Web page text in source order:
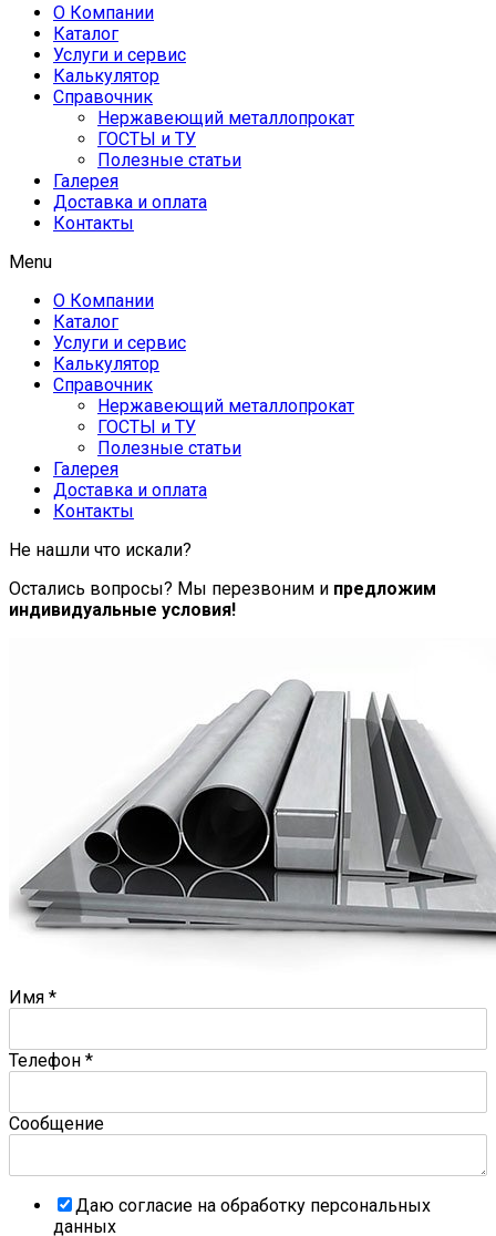
О Компании
Каталог
Услуги и сервис
Калькулятор
Справочник
Нержавеющий металлопрокат
ГОСТЫ и ТУ
Полезные статьи
Галерея
Доставка и оплата
Контакты
Menu
О Компании
Каталог
Услуги и сервис
Калькулятор
Справочник
Нержавеющий металлопрокат
ГОСТЫ и ТУ
Полезные статьи
Галерея
Доставка и оплата
Контакты
Не нашли что искали?
Остались вопросы? Мы перезвоним и предложим
индивидуальные условия!
Имя *
Телефон *
Сообщение
Даю согласие на обработку персональных
данных